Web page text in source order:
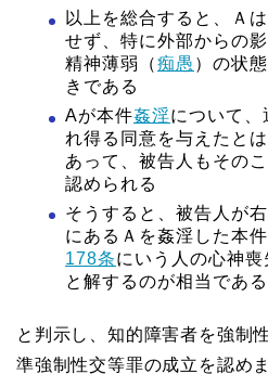
以上を総合すると、Ａ
せず、特に外部からの
精神薄弱（痴愚 ）の状
きである
Aが本件姦淫について、
れ得る同意を与えたと
あって、被告人もその
認められる
そうすると、被告人が
にあるＡを姦淫した本件
178条にいう人の心神
と解するのが相当である
と判示し、知的障害者を強制
準強制性交等罪の成立を認めま